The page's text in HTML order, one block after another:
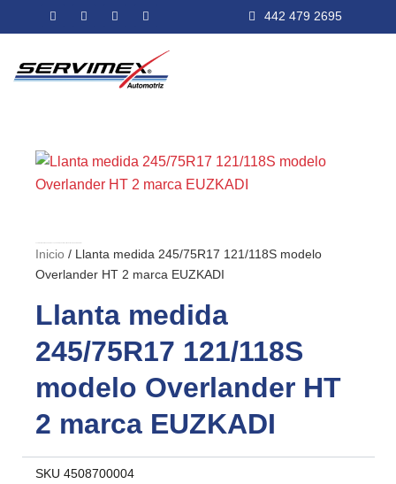
al
F
a
c
o
o
I
n
s
g
r
T
w
i
e
r
Y
o
u
b
e
442 479 2695
Inicio / Llanta medida 245/75R17 121/118S modelo
Overlander HT 2 marca EUZKADI
Llanta medida
245/75R17 121/118S
modelo Overlander HT
2 marca EUZKADI
SKU 4508700004